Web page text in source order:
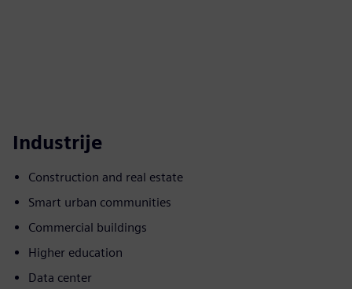
Industrije
Construction and real estate
Smart urban communities
Commercial buildings
Higher education
Data center